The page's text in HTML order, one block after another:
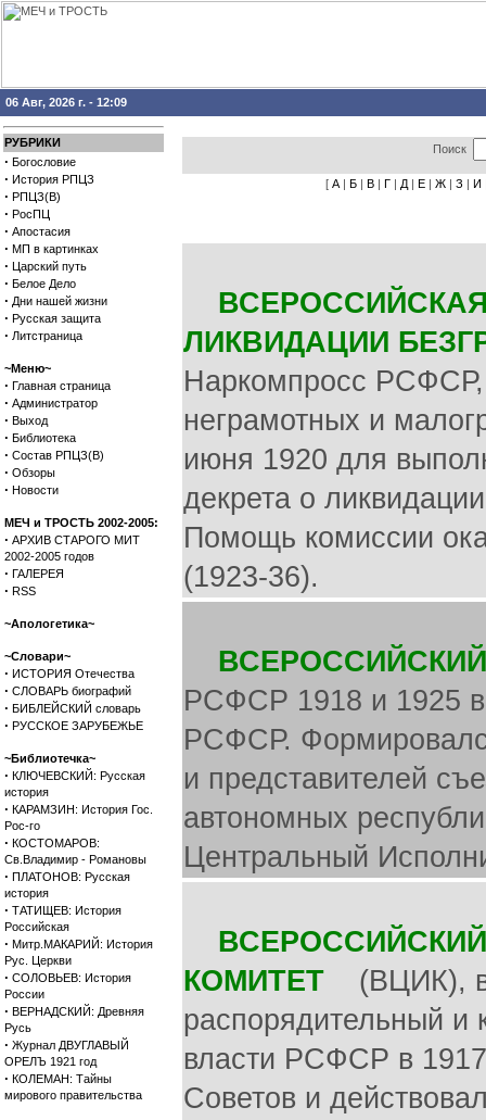
06 Авг, 2026 г. - 12:09
РУБРИКИ
· Богословие
· История РПЦЗ
· РПЦЗ(В)
· РосПЦ
· Апостасия
· МП в картинках
· Царский путь
· Белое Дело
· Дни нашей жизни
· Русская защита
· Литстраница
~Меню~
· Главная страница
· Администратор
· Выход
· Библиотека
· Состав РПЦЗ(В)
· Обзоры
· Новости
МЕЧ и ТРОСТЬ 2002-2005:
· АРХИВ СТАРОГО МИТ
2002-2005 годов
· ГАЛЕРЕЯ
· RSS
~Апологетика~
~Словари~
· ИСТОРИЯ Отечества
· СЛОВАРЬ биографий
· БИБЛЕЙСКИЙ словарь
· РУССКОЕ ЗАРУБЕЖЬЕ
~Библиотечка~
· КЛЮЧЕВСКИЙ: Русская
история
· КАРАМЗИН: История Гос.
Рос-го
· КОСТОМАРОВ:
Св.Владимир - Романовы
· ПЛАТОНОВ: Русская
история
· ТАТИЩЕВ: История
Российская
· Митр.МАКАРИЙ: История
Рус. Церкви
· СОЛОВЬЕВ: История
России
· ВЕРНАДСКИЙ: Древняя
Русь
· Журнал ДВУГЛАВЫЙ
ОРЕЛЪ 1921 год
· КОЛЕМАН: Тайны
мирового правительства
Поиск
[ А | Б | В | Г | Д | Е | Ж | З | И
ЛИКВИДАЦИИ
Наркомпросс РСФСР,
неграмотных и
июня 1920 для
декрета о
Помощь комиссии
(1923-36).
РСФСР 1918 и 1925
РСФСР.
и представителей
автономных
Центральный
КОМИТЕТ (ВЦИК),
распорядительный и
власти РСФСР в
Советов и